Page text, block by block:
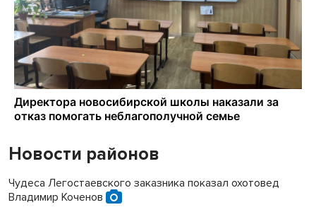
Новости районов
Чудеса Легостаевского заказника показал охотовед
Владимир Коченов